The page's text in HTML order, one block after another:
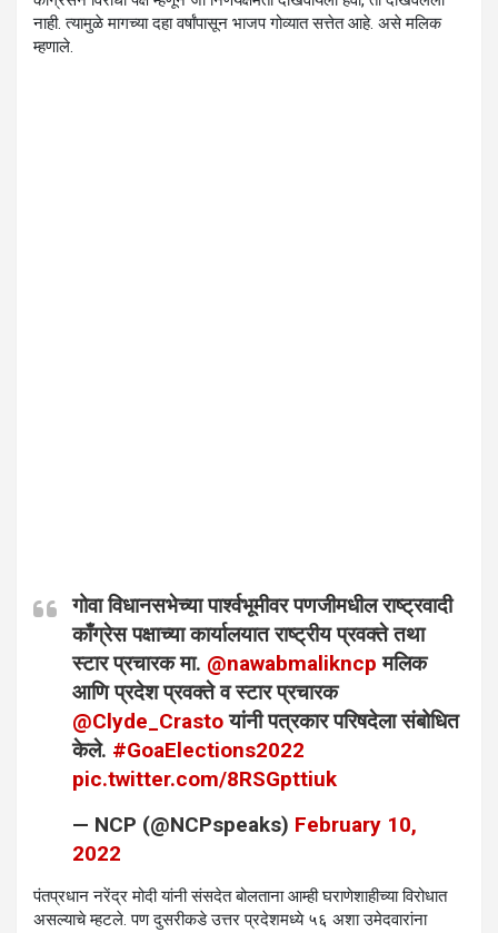
नाही. त्यामुळे मागच्या दहा वर्षांपासून भाजप गोव्यात सत्तेत आहे. असे मलिक
म्हणाले.
गोवा विधानसभेच्या पार्श्वभूमीवर पणजीमधील राष्ट्रवादी
काँग्रेस पक्षाच्या कार्यालयात राष्ट्रीय प्रवक्ते तथा
स्टार प्रचारक मा. @nawabmalikncp मलिक
आणि प्रदेश प्रवक्ते व स्टार प्रचारक
@Clyde_Crastoयांनी पत्रकार परिषदेला संबोधित
केले. #GoaElections2022
pic.twitter.com/8RSGpttiuk
— NCP (@NCPspeaks) February 10,
2022
पंतप्रधान नरेंद्र मोदी यांनी संसदेत बोलताना आम्ही घराणेशाहीच्या विरोधात
असल्याचे म्हटले. पण दुसरीकडे उत्तर प्रदेशमध्ये ५६ अशा उमेदवारांना